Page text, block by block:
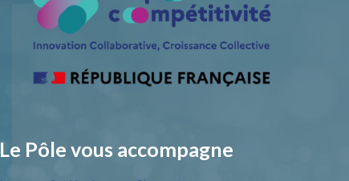
Le Pôle vous accompagne